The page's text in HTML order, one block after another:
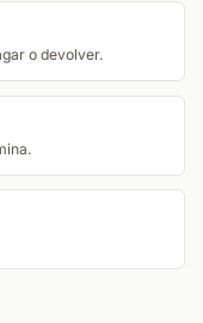
o devolver.